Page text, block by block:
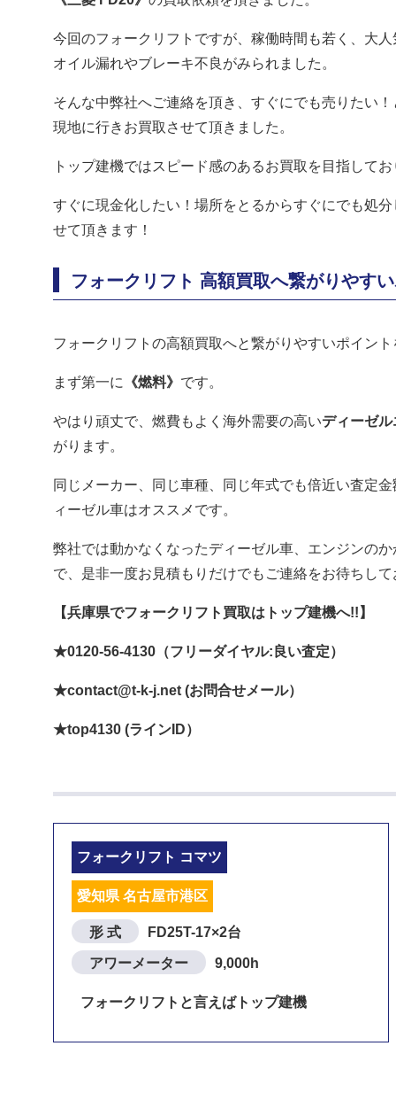
今回のフォークリフトですが、稼働時間も若く、大
オイル漏れやブレーキ不良がみられました。
そんな中弊社へご連絡を頂き、すぐにでも売りたい
現地に行きお買取させて頂きました。
トップ建機ではスピード感のあるお買取を目指して
すぐに現金化したい！場所をとるからすぐにでも処
せて頂きます！
フォークリフト 高額買取へ繋がりやす
フォークリフトの高額買取へと繋がりやすいポイン
まず第一に 《燃料》 です。
やはり頑丈で、燃費もよく海外需要の高いディーゼ
がります。
同じメーカー、同じ車種、同じ年式でも倍近い査定
ィーゼル車はオススメです。
弊社では動かなくなったディーゼル車、エンジンの
で、是非一度お見積もりだけでもご連絡をお待ちして
【兵庫県でフォークリフト買取はトップ建機へ!!】
★0120-56-4130（フリーダイヤル:良い査定）
★contact@t-k-j.net (お問合せメール）
★top4130 (ラインID）
フォークリフト コマツ
愛知県 名古屋市港区
形 式 FD25T-17×2台
アワーメーター 9,000h
フォークリフトと言えばトップ建機